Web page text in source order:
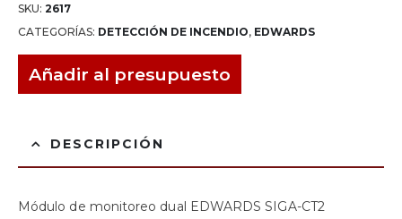
SKU: 2617
CATEGORÍAS: DETECCIÓN DE INCENDIO, EDWARDS
Añadir al presupuesto
DESCRIPCIÓN
Módulo de monitoreo dual EDWARDS SIGA-CT2